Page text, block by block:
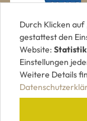
Durch Klicken
gestattest den
Website:
Einstellungen
Weitere Details